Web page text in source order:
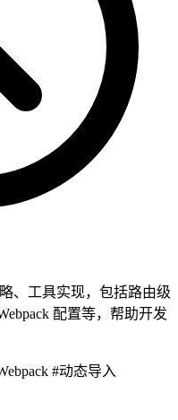
、工具实现，包括路由级
配置等，帮助开发
#动态导入